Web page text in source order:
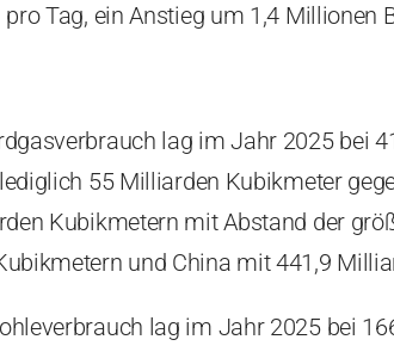
Tag, ein Anstieg um 1,4 Millionen
lag im Jahr 2025 bei
55 Milliarden Kubikmeter
Kubikmetern mit Abstand der
und China mit 441,9
lag im Jahr 2025 bei